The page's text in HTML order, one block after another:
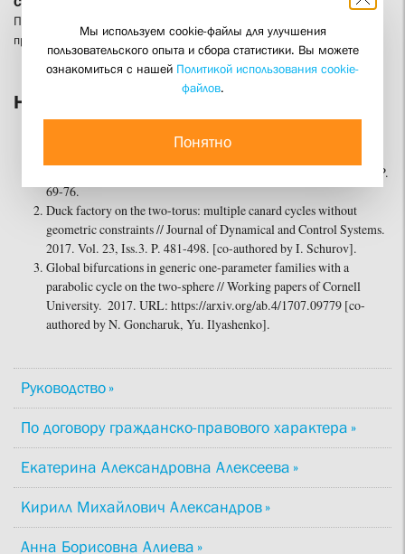
Профессиональная переподготовка по программе «Основы
православного богословия»
Научные публикации
Boundary-preserving mappings of a manifold with intermingling
Transactions of the Moscow Mathematical Society. 2014. Vol. 75. P.
69-76.
Duck factory on the two-torus: multiple canard cycles without
geometric constraints // Journal of Dynamical and Control Systems.
2017. Vol. 23, Iss.3. P. 481-498. [co-authored by I. Schurov].
Global bifurcations in generic one-parameter families with a
parabolic cycle on the two-sphere // Working papers of Cornell
University. 2017. URL: https://arxiv.org/ab.4/1707.09779 [co-
authored by N. Goncharuk, Yu. Ilyashenko].
Руководство
По договору гражданско-правового характера
Екатерина Александровна Алексеева
Кирилл Михайлович Александров
Анна Борисовна Алиева
Мы используем cookie-файлы для улучшения
пользовательского опыта и сбора статистики. Вы можете
ознакомиться с нашей Политикой использования cookie-
файлов.
Понятно